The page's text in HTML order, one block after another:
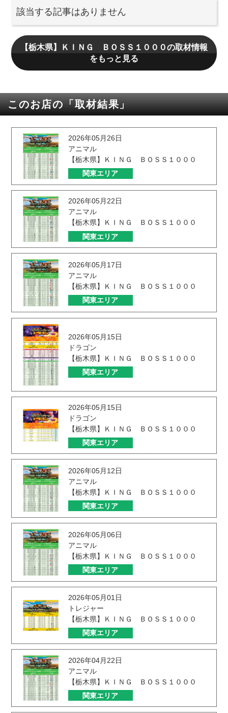
該当する記事はありません
【栃木県】ＫＩＮＧ ＢＯＳＳ１０００の取材情報
をもっと見る
このお店の「取材結果」
2026年05月26日
アニマル
【栃木県】ＫＩＮＧ ＢＯＳＳ１０００
関東エリア
2026年05月22日
アニマル
【栃木県】ＫＩＮＧ ＢＯＳＳ１０００
関東エリア
2026年05月17日
アニマル
【栃木県】ＫＩＮＧ ＢＯＳＳ１０００
関東エリア
2026年05月15日
ドラゴン
【栃木県】ＫＩＮＧ ＢＯＳＳ１０００
関東エリア
2026年05月15日
ドラゴン
【栃木県】ＫＩＮＧ ＢＯＳＳ１０００
関東エリア
2026年05月12日
アニマル
【栃木県】ＫＩＮＧ ＢＯＳＳ１０００
関東エリア
2026年05月06日
アニマル
【栃木県】ＫＩＮＧ ＢＯＳＳ１０００
関東エリア
2026年05月01日
トレジャー
【栃木県】ＫＩＮＧ ＢＯＳＳ１０００
関東エリア
2026年04月22日
アニマル
【栃木県】ＫＩＮＧ ＢＯＳＳ１０００
関東エリア